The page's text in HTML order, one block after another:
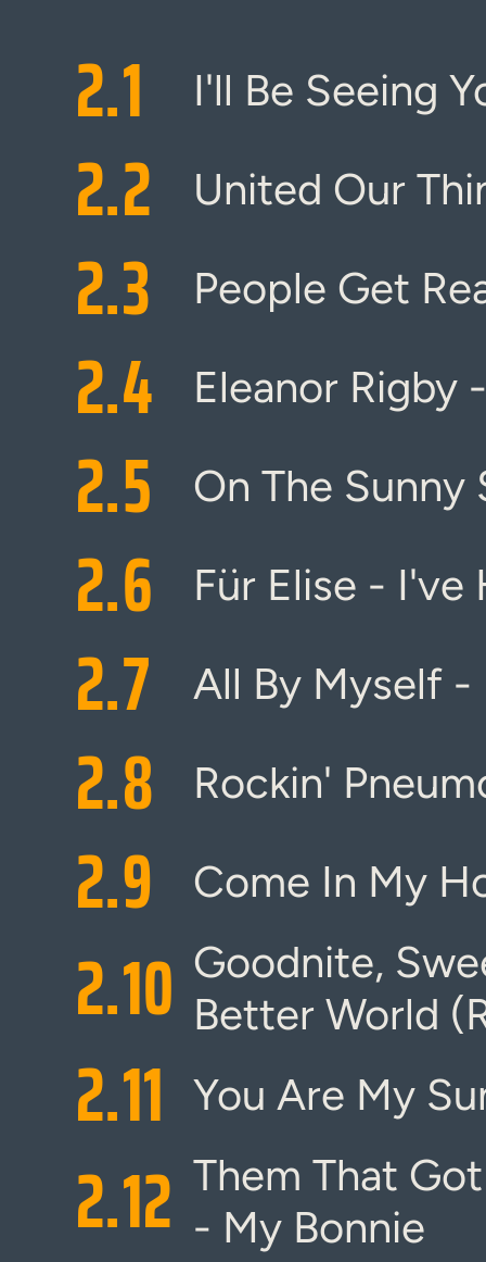
2.1 I'll Be Seeing
2.2 United Our
2.3 People Get
2.4 Eleanor Rigby
2.5 On The
2.6 Für Elise - I've
2.7 All By Myself -
2.8 Rockin'
2.9 Come In My
2.10 Goodnite,
Better World
2.11 You Are My
2.12 Them That
- My Bonnie